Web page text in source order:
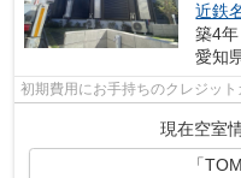
近鉄
築4年
愛知
初期費用にお手持ちのクレジッ
現在空室
「